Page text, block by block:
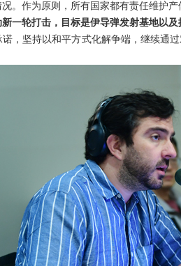
。作为原则，所有国家都有责任维护产
一轮打击，目标是伊导弹发射基地以
，坚持以和平方式化解争端，继续通